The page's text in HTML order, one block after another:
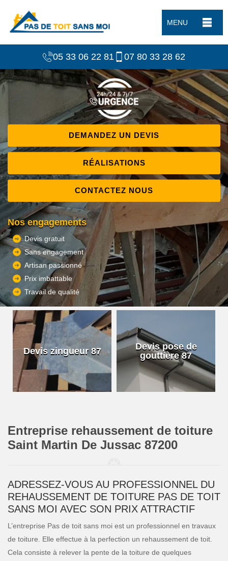
MENU
05 33 06 22 81 07 80 33 28 62
DEMANDEZ UN DEVIS
RÉALISATIONS
CONTACTEZ NOUS
Nos engagements
Devis gratuit
Sans engagement
Artisan passionné
Prix imbattable
Travail de qualité
Devis zingueur 87
Devis pose de
gouttière 87
Entreprise rehaussement de toiture
Saint Martin De Jussac 87200
ADRESSEZ-VOUS AU PROFESSIONNEL DU
REHAUSSEMENT DE TOITURE PAS DE TOIT
SANS MOI AVEC SON PRIX ATTRACTIF
L’entreprise Pas de toit sans moi est un professionnel en travaux
de toiture. Elle effectue à la perfection un rehaussement de toit.
Cela consiste à relever la pente de la toiture de quelques